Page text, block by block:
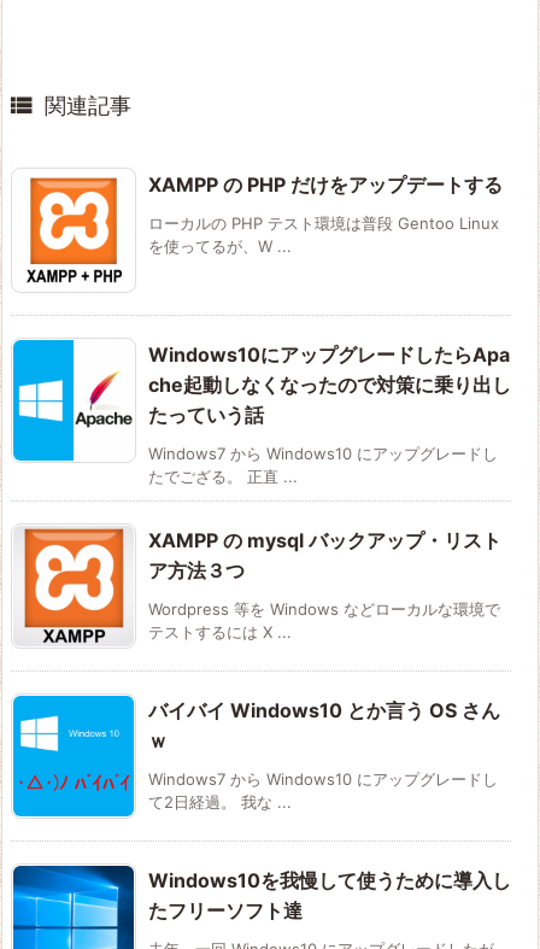
 関連記事
XAMPP の PHP だけをアップデートする
ローカルの PHP テスト環境は普段 Gentoo Linux
を使ってるが、W ...
Windows10にアップグレードしたらApa
che起動しなくなったので対策に乗り出し
たっていう話
Windows7 から Windows10 にアップグレードし
たでござる。 正直 ...
XAMPP の mysql バックアップ・リスト
ア方法３つ
Wordpress 等を Windows などローカルな環境で
テストするには X ...
バイバイ Windows10 とか言う OS さん
ｗ
Windows7 から Windows10 にアップグレードし
て2日経過。 我な ...
Windows10を我慢して使うために導入し
たフリーソフト達